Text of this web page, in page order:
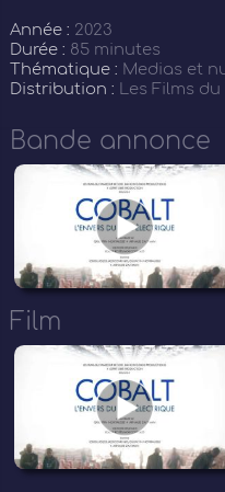
Année : 2023
Durée : 85 minutes
Thématique : Medias et
Distribution : Les Films
Bande annonce
Film